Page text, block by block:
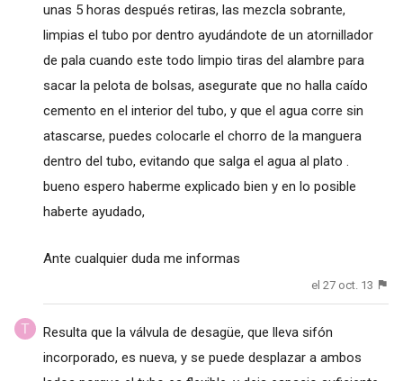
unas 5 horas después retiras, las mezcla sobrante,
limpias el tubo por dentro ayudándote de un atornillador
de pala cuando este todo limpio tiras del alambre para
sacar la pelota de bolsas, asegurate que no halla caído
cemento en el interior del tubo, y que el agua corre sin
atascarse, puedes colocarle el chorro de la manguera
dentro del tubo, evitando que salga el agua al plato .
bueno espero haberme explicado bien y en lo posible
haberte ayudado,
Ante cualquier duda me informas
el 27 oct. 13
Resulta que la válvula de desagüe, que lleva sifón
incorporado, es nueva, y se puede desplazar a ambos